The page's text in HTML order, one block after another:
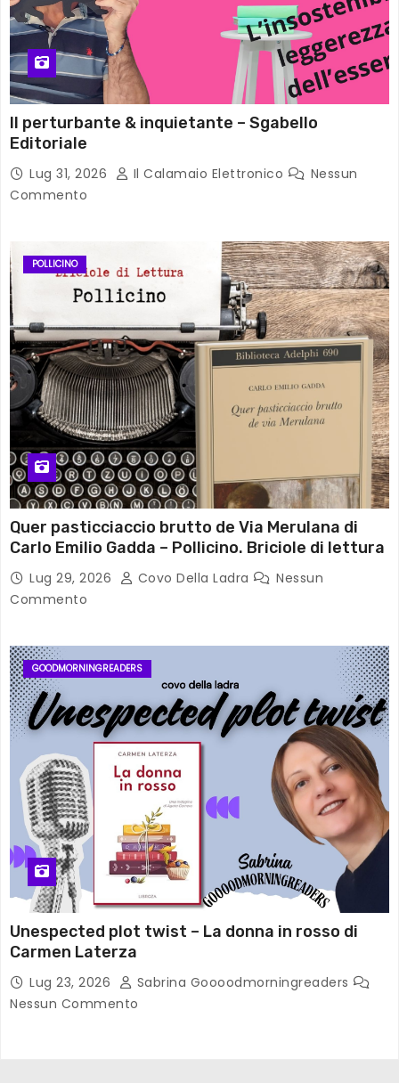
Il perturbante & inquietante – Sgabello
Editoriale
Lug 31, 2026 Il Calamaio Elettronico
Nessun
Commento
POLLICINO
Quer pasticciaccio brutto de Via Merulana di
Carlo Emilio Gadda – Pollicino. Briciole di lettura
Lug 29, 2026 Covo Della Ladra
Nessun
Commento
GOODMORNINGREADERS
Unespected plot twist – La donna in rosso di
Carmen Laterza
Lug 23, 2026
Sabrina Goooodmorningreaders
Nessun Commento